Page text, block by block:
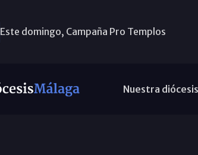
Este domingo, Campaña Pro Templos
Nuestra diócesis